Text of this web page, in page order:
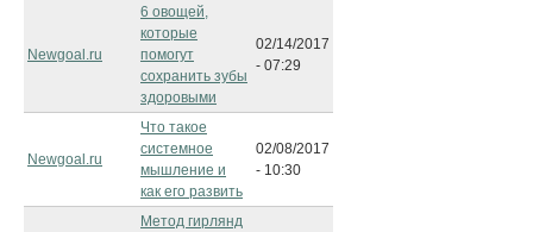
Newgoal.ru
6 овощей,
которые
помогут
сохранить зубы
здоровыми
02/14/2017
- 07:29
Newgoal.ru
Что такое
системное
мышление и
как его развить
02/08/2017
- 10:30
Метод гирлянд